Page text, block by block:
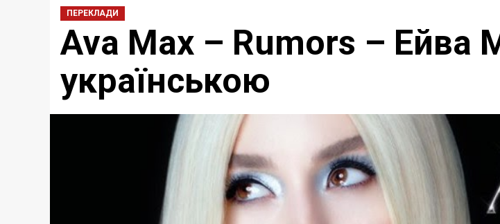
ПЕРЕКЛАДИ
Ava Max – Rumors – Ейва
українською